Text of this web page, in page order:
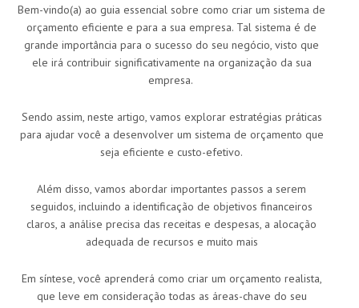
Bem-vindo(a) ao guia essencial sobre como criar um sistema de
orçamento eficiente e para a sua empresa. Tal sistema é de
grande importância para o sucesso do seu negócio, visto que
ele irá contribuir significativamente na organização da sua
empresa.
Sendo assim, neste artigo, vamos explorar estratégias práticas
para ajudar você a desenvolver um sistema de orçamento que
seja eficiente e custo-efetivo.
Além disso, vamos abordar importantes passos a serem
seguidos, incluindo a identificação de objetivos financeiros
claros, a análise precisa das receitas e despesas, a alocação
adequada de recursos e muito mais
Em síntese, você aprenderá como criar um orçamento realista,
que leve em consideração todas as áreas-chave do seu